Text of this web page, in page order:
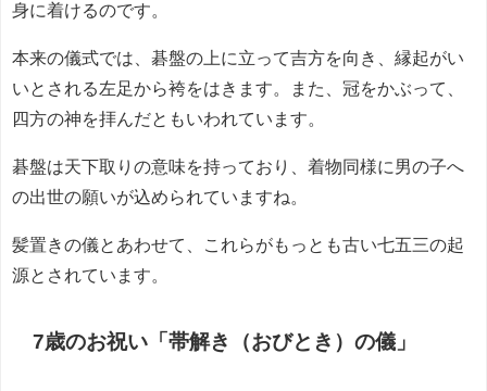
身に着けるのです。
本来の儀式では、碁盤の上に立って吉方を向き、縁起がい
いとされる左足から袴をはきます。また、冠をかぶって、
四方の神を拝んだともいわれています。
碁盤は天下取りの意味を持っており、着物同様に男の子へ
の出世の願いが込められていますね。
髪置きの儀とあわせて、これらがもっとも古い七五三の起
源とされています。
7歳のお祝い「帯解き（おびとき）の儀」